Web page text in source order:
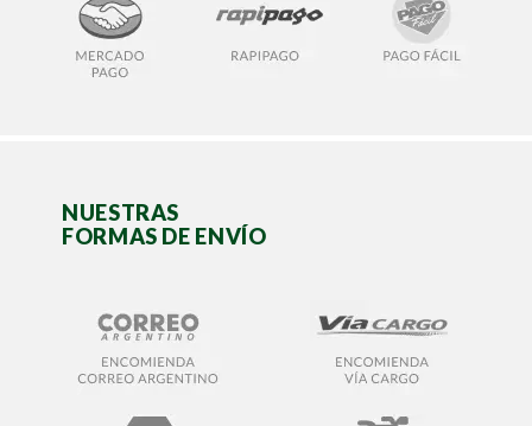
NUESTRAS
FORMAS DE ENVÍO